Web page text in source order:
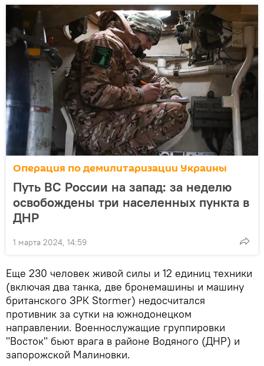
Операция по демилитаризации Украины
Путь ВС России на запад: за неделю
освобождены три населенных пункта в
ДНР
1 марта 2024, 14:59
Еще 230 человек живой силы и 12 единиц техники
(включая два танка, две бронемашины и машину
британского ЗРК Stormer) недосчитался
противник за сутки на южнодонецком
направлении. Военнослужащие группировки
"Восток" бьют врага в районе Водяного (ДНР) и
запорожской Малиновки.